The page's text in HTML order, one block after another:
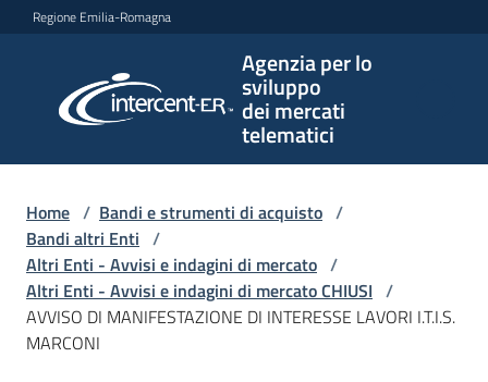
Vai al contenuto
Vai alla navigazione
Vai al footer
Regione Emilia-Romagna
Agenzia per lo
sviluppo
dei mercati
telematici
per lo
sviluppo
telematici
L'Agenzia
Home / Bandi e strumenti di acquisto /
Bandi altri Enti /
Altri Enti - Avvisi e indagini di mercato /
Altri Enti - Avvisi e indagini di mercato CHIUSI /
AVVISO DI MANIFESTAZIONE DI INTERESSE LAVORI I.T.I.S.
MARCONI